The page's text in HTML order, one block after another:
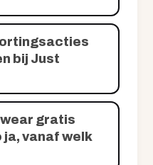
bij Just
gratis
ja, vanaf welk